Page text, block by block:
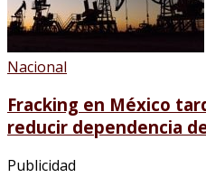
Nacional
Fracking en México
reducir dependencia
Publicidad